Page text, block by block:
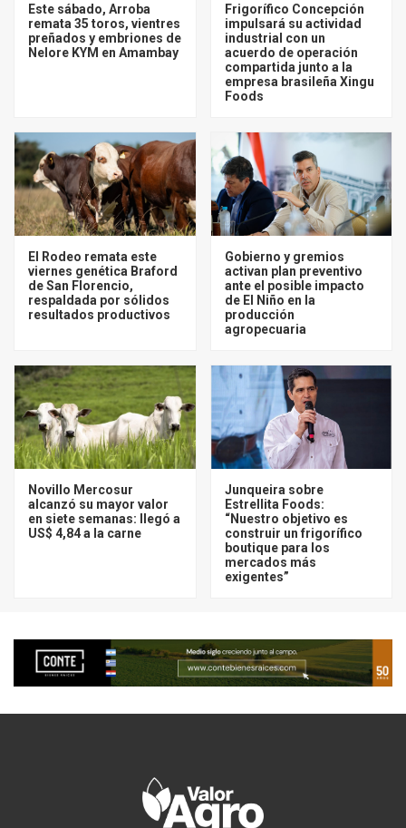
Este sábado, Arroba
remata 35 toros, vientres
preñados y embriones de
Nelore KYM en Amambay
Frigorífico Concepción
impulsará su actividad
industrial con un
acuerdo de operación
compartida junto a la
empresa brasileña Xingu
Foods
El Rodeo remata este
viernes genética Braford
de San Florencio,
respaldada por sólidos
resultados productivos
Gobierno y gremios
activan plan preventivo
ante el posible impacto
de El Niño en la
producción
agropecuaria
Novillo Mercosur
alcanzó su mayor valor
en siete semanas: llegó a
US$ 4,84 a la carne
Junqueira sobre
Estrellita Foods:
“Nuestro objetivo es
construir un frigorífico
boutique para los
mercados más
exigentes”